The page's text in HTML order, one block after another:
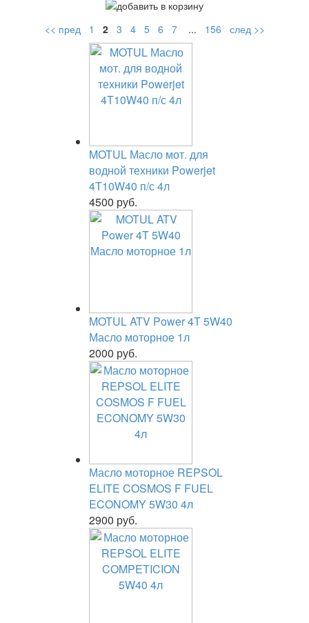
<< пред 1 2 3 4 5 6 7... 156 след >>
MOTUL Масло мот. для
водной техники Powerjet
4T10W40 п/с 4л
4500 руб.
MOTUL ATV Power 4T 5W40
Масло моторное 1л
2000 руб.
Масло моторное REPSOL
ELITE COSMOS F FUEL
ECONOMY 5W30 4л
2900 руб.